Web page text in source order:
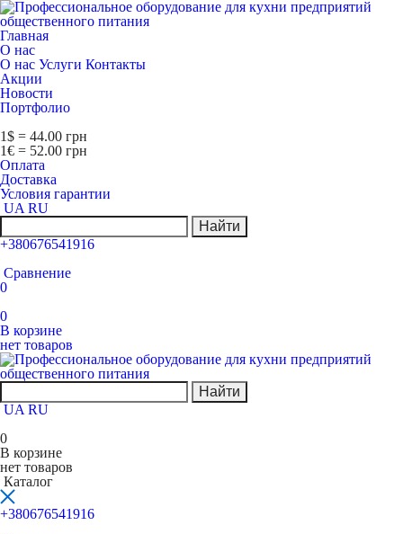
Главная
О нас
О нас Услуги Контакты
Акции
Новости
Портфолио
1$ = 44.00 грн
1€ = 52.00 грн
Оплата
Доставка
Условия гарантии
UA RU
Найти
+380676541916
Сравнение
0
0
В корзине
нет товаров
Найти
UA RU
0
В корзине
нет товаров
Каталог
+380676541916